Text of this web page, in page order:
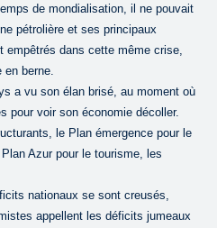
de mondialisation, il ne pouvait
pétrolière et ses principaux
empêtrés dans cette même crise,
berne.
a vu son élan brisé, au moment où
pour voir son économie décoller.
le Plan émergence pour le
Azur pour le tourisme, les
nationaux se sont creusés,
appellent les déficits jumeaux